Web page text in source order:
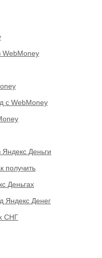
WebMoney
с WebMoney
Деньги
получить
Деньгах
Яндекс Денег
СНГ